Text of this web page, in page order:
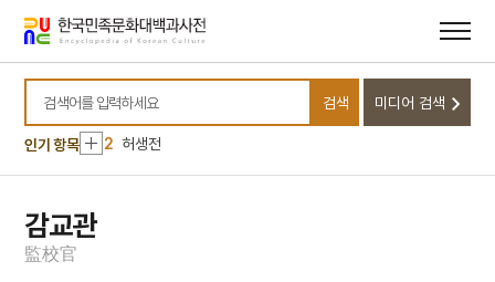
바로가기
바로가기
검색어를 입력하세요
검색 미디어 검색
인기 항목
10 근정훈장
1 악기장
2 허생전
3 헌릉
감교관
監校官